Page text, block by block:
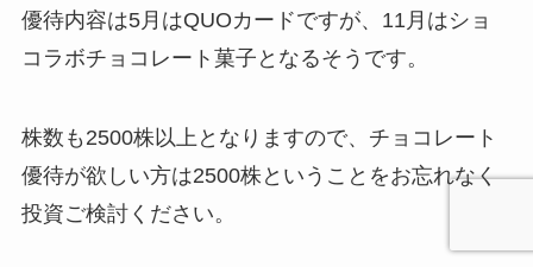
優待内容は5月はQUOカードですが、11月はショ
コラボチョコレート菓子となるそうです。
株数も2500株以上となりますので、チョコレート
優待が欲しい方は2500株ということをお忘れなく
投資ご検討ください。